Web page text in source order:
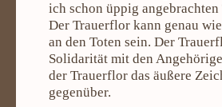
ich schon üppig
Der Trauerflor kann genau
an den Toten sein. Der
Solidarität mit den
der Trauerflor das äußere
gegenüber.